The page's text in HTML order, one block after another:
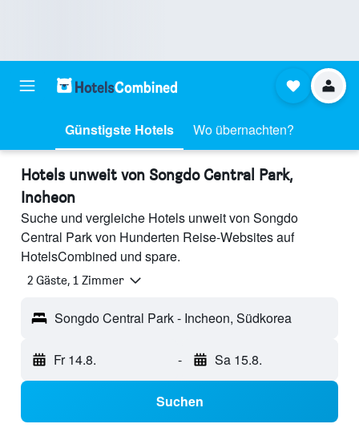
Günstigste Hotels Wo übernachten?
Hotels unweit von Songdo Central Park,
Incheon
Suche und vergleiche Hotels unweit von Songdo
Central Park von Hunderten Reise-Websites auf
HotelsCombined und spare.
2 Gäste, 1 Zimmer
Songdo Central Park - Incheon, Südkorea
Fr 14.8. - Sa 15.8.
Suchen